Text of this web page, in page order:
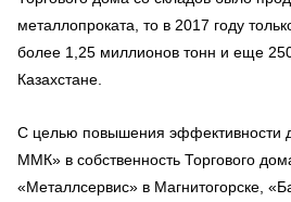
металлопроката, то в 2017 году
более 1,25 миллионов тонн и еще
Казахстане.
С целью повышения эффективности
ММК» в собственность Торгового
«Металлсервис» в Магнитогорске,